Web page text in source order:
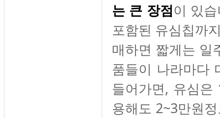
는 큰 장점이 있
포함된 유심칩까
매하면 짧게는 일
품들이 나라마다
들어가면, 유심
용해도 2~3만원